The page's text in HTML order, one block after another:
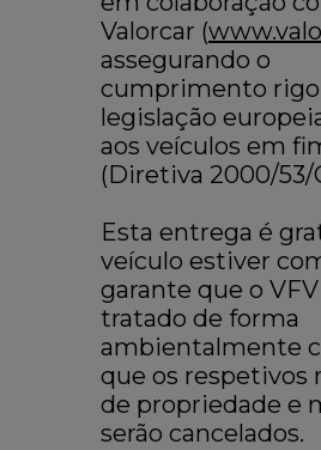
Valorcar (
assegurando o
cumprimento
legislação
aos veículos em
(Diretiva 2000/53/
Esta entrega é
veículo estiver
garante que o VFV
tratado de forma
ambientalmente
que os respetivos
de propriedade e
serão cancelados.